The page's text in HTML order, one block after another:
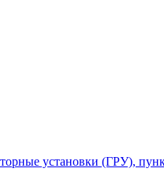
установки (ГРУ),